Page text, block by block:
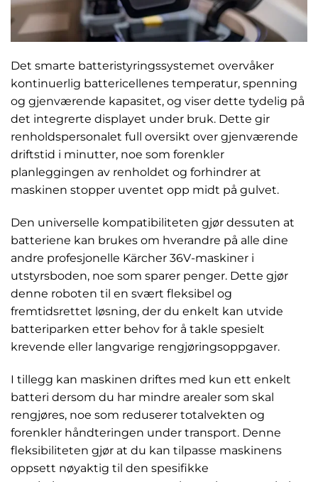
Det smarte batteristyringssystemet overvåker
kontinuerlig battericellenes temperatur, spenning
og gjenværende kapasitet, og viser dette tydelig på
det integrerte displayet under bruk. Dette gir
renholdspersonalet full oversikt over gjenværende
driftstid i minutter, noe som forenkler
planleggingen av renholdet og forhindrer at
maskinen stopper uventet opp midt på gulvet.
Den universelle kompatibiliteten gjør dessuten at
batteriene kan brukes om hverandre på alle dine
andre profesjonelle Kärcher 36V-maskiner i
utstyrsboden, noe som sparer penger. Dette gjør
denne roboten til en svært fleksibel og
fremtidsrettet løsning, der du enkelt kan utvide
batteriparken etter behov for å takle spesielt
krevende eller langvarige rengjøringsoppgaver.
I tillegg kan maskinen driftes med kun ett enkelt
batteri dersom du har mindre arealer som skal
rengjøres, noe som reduserer totalvekten og
forenkler håndteringen under transport. Denne
fleksibiliteten gjør at du kan tilpasse maskinens
oppsett nøyaktig til den spesifikke